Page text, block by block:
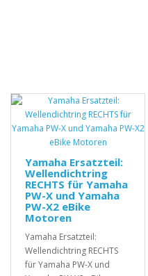
Yamaha Ersatzteil:
Wellendichtring
RECHTS für Yamaha
PW-X und Yamaha
PW-X2 eBike
Motoren
Yamaha Ersatzteil:
Wellendichtring RECHTS
für Yamaha PW-X und